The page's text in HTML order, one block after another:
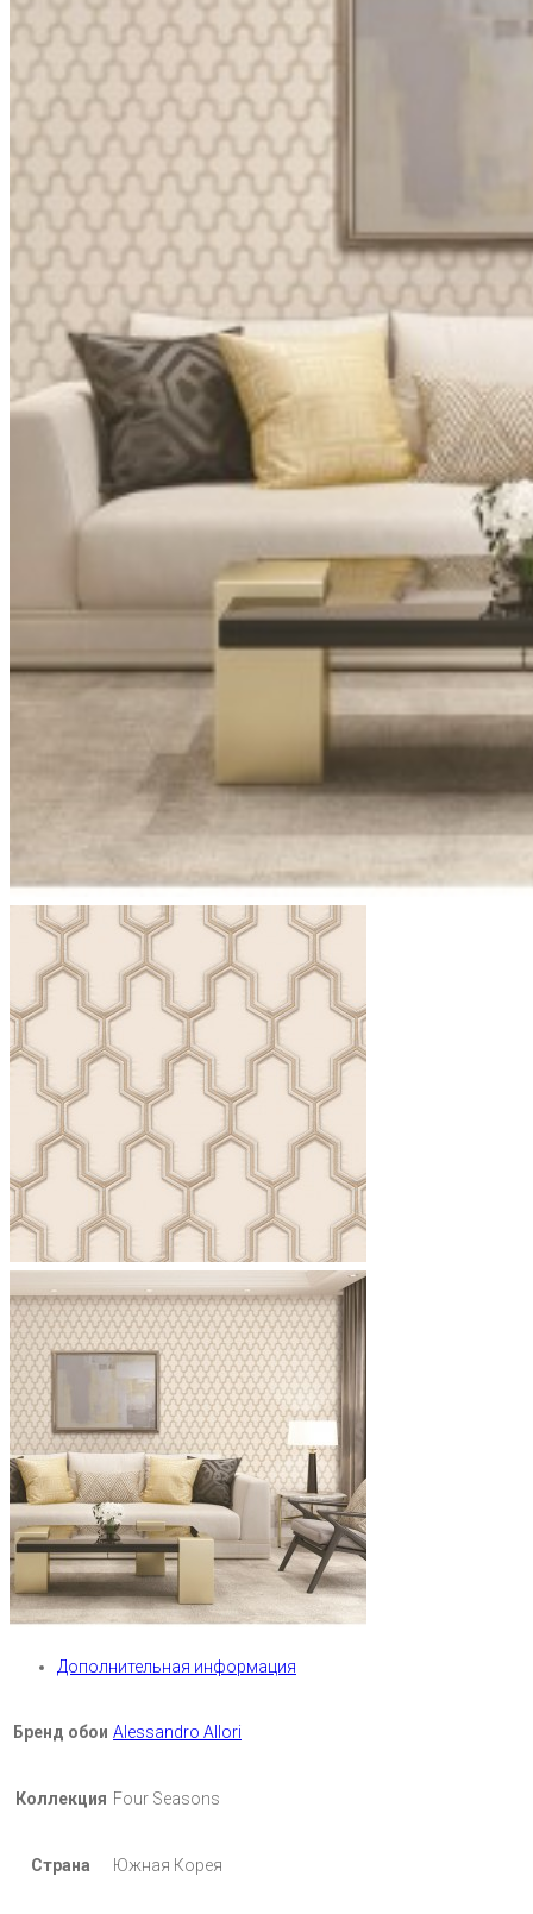
Дополнительная информация
Бренд обои Alessandro Allori
Коллекция Four Seasons
Страна Южная Корея